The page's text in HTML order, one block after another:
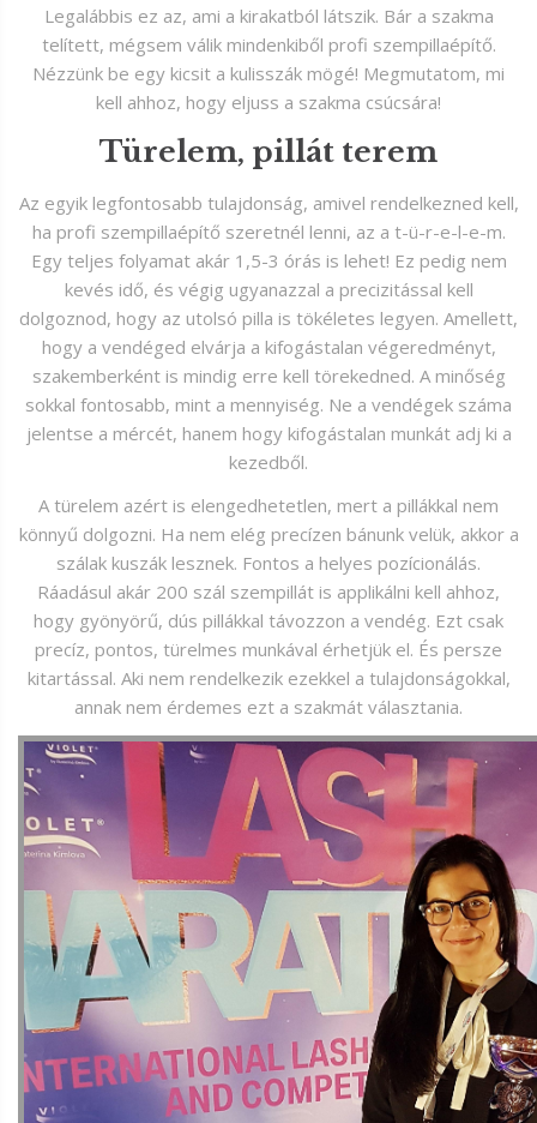
Legalábbis ez az, ami a kirakatból látszik. Bár a szakma
telített, mégsem válik mindenkiből profi szempillaépítő.
Nézzünk be egy kicsit a kulisszák mögé! Megmutatom, mi
kell ahhoz, hogy eljuss a szakma csúcsára!
Türelem, pillát terem
Az egyik legfontosabb tulajdonság, amivel rendelkezned kell,
ha profi szempillaépítő szeretnél lenni, az a t-ü-r-e-l-e-m.
Egy teljes folyamat akár 1,5-3 órás is lehet! Ez pedig nem
kevés idő, és végig ugyanazzal a precizitással kell
dolgoznod, hogy az utolsó pilla is tökéletes legyen. Amellett,
hogy a vendéged elvárja a kifogástalan végeredményt,
szakemberként is mindig erre kell törekedned. A minőség
sokkal fontosabb, mint a mennyiség. Ne a vendégek száma
jelentse a mércét, hanem hogy kifogástalan munkát adj ki a
kezedből.
A türelem azért is elengedhetetlen, mert a pillákkal nem
könnyű dolgozni. Ha nem elég precízen bánunk velük, akkor a
szálak kuszák lesznek. Fontos a helyes pozícionálás.
Ráadásul akár 200 szál szempillát is applikálni kell ahhoz,
hogy gyönyörű, dús pillákkal távozzon a vendég. Ezt csak
precíz, pontos, türelmes munkával érhetjük el. És persze
kitartással. Aki nem rendelkezik ezekkel a tulajdonságokkal,
annak nem érdemes ezt a szakmát választania.